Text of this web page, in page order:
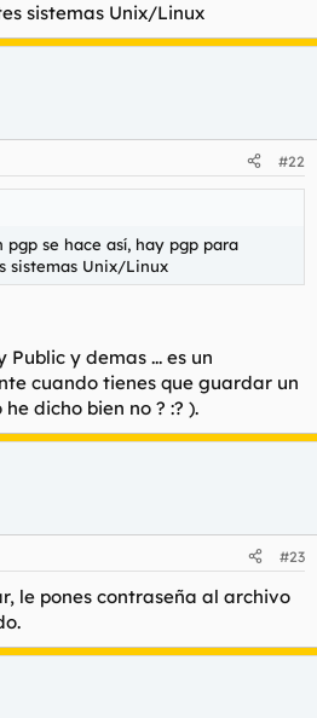
sistemas Unix/Linux
#22
pgp se hace así, hay pgp para
sistemas Unix/Linux
Public y demas ... es un
cuando tienes que guardar un
dicho bien no ? :? ).
#23
le pones contraseña al archivo